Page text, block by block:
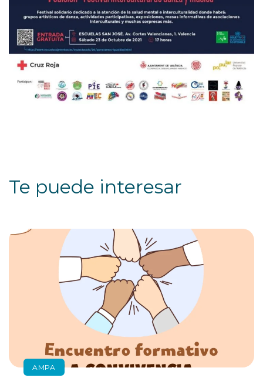
Te puede interesar
AMPA